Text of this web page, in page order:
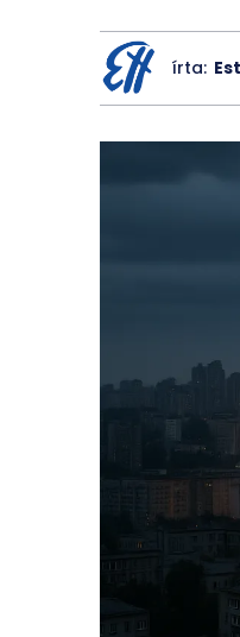
írta: